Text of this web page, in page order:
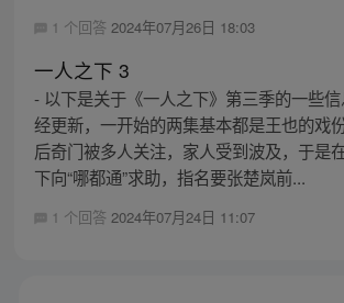
1 个回答 2024年07月26日 18:03
一人之下 3
- 以下是关于《一人之下》第三季的一些
经更新，一开始的两集基本都是王也的戏
后奇门被多人关注，家人受到波及，于是
下向“哪都通”求助，指名要张楚岚前...
1 个回答 2024年07月24日 11:07